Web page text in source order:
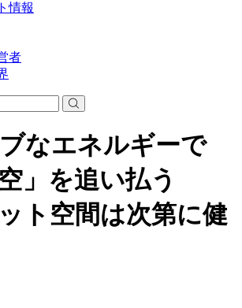
情報
者
なエネルギーで
」を追い払う
ト空間は次第に健